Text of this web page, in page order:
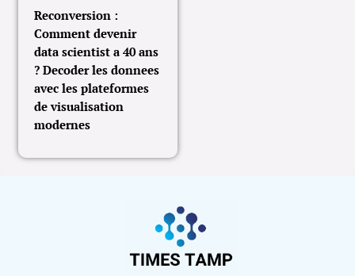
Reconversion :
Comment devenir
data scientist a 40 ans
? Decoder les donnees
avec les plateformes
de visualisation
modernes